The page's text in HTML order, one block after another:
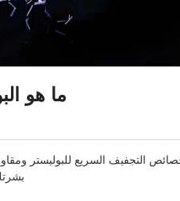
ما هو
التجفيف السريع للبوليستر